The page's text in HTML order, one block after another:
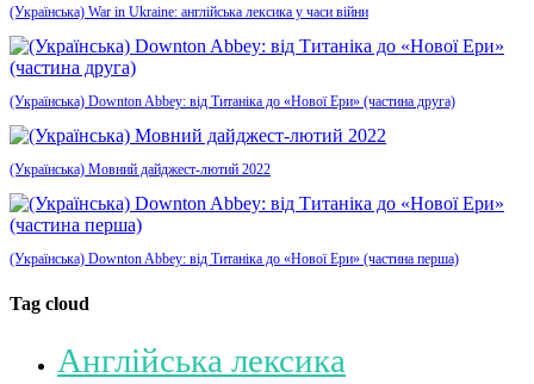
(Українська) War in Ukraine: англійська лексика у часи війни
(Українська) Downton Abbey: від Титаніка до «Нової Ери» (частина друга)
(Українська) Мовний дайджест-лютий 2022
(Українська) Downton Abbey: від Титаніка до «Нової Ери» (частина перша)
Tag cloud
Aнглійська лексика